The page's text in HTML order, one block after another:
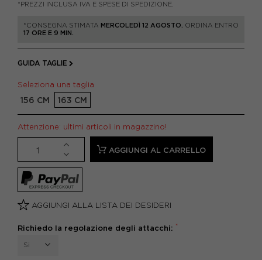
*PREZZI INCLUSA IVA E SPESE DI SPEDIZIONE.
*CONSEGNA STIMATA MERCOLEDÌ 12 AGOSTO.
ORDINA ENTRO
17 ORE E 9 MIN.
GUIDA TAGLIE
Seleziona una taglia
156 CM 163 CM
Attenzione: ultimi articoli in magazzino!
AGGIUNGI AL CARRELLO
AGGIUNGI ALLA LISTA DEI DESIDERI
Richiedo la regolazione degli attacchi: *
Si